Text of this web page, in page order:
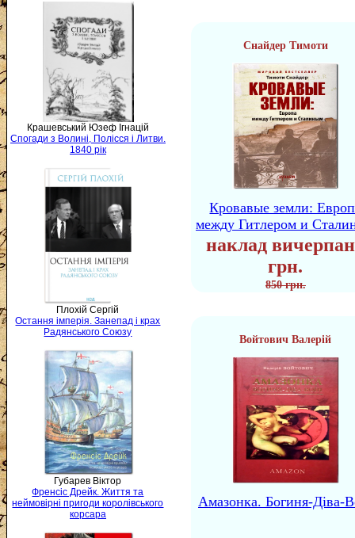
Крашевський Юзеф Ігнацій
Спогади з Волині, Полісся і Литви.
1840 рік
Плохій Сергій
Остання імперія. Занепад і крах
Радянського Союзу
Губарев Віктор
Френсіс Дрейк. Життя та
неймовірні пригоди королівського
корсара
Снайдер Тимоти
Кровавые земли:
между Гитлером и
наклад
грн.
850 грн.
Войтович Валерій
Амазонка. Богиня-Діва-